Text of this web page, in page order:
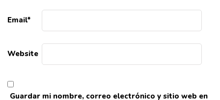
Email*
Website
Guardar mi nombre, correo electrónico y sitio web en